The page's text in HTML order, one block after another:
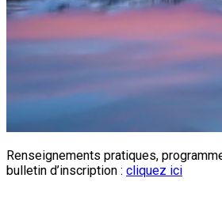
Renseignements pratiques,
bulletin d’inscription : cliquez ici